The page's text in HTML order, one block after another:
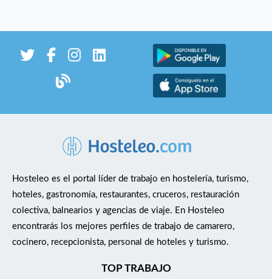
Hosteleo es el portal líder de trabajo en hostelería, turismo,
hoteles, gastronomía, restaurantes, cruceros, restauración
colectiva, balnearios y agencias de viaje. En Hosteleo
encontrarás los mejores perfiles de trabajo de camarero,
cocinero, recepcionista, personal de hoteles y turismo.
TOP TRABAJO